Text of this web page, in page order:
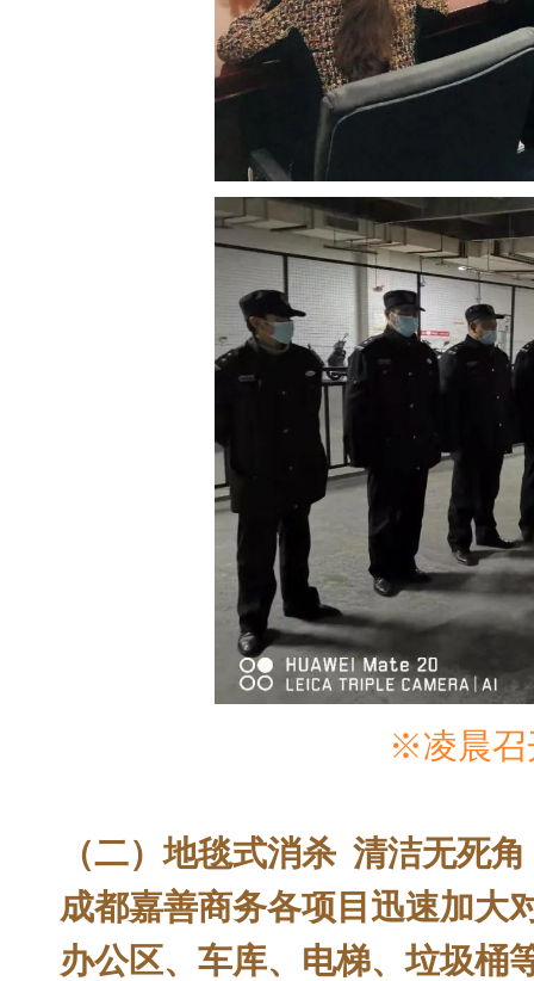
※凌晨召
（二）地毯式消杀 清洁无死角
成都嘉善商务各项目迅速加大
办公区、车库、电梯、垃圾桶